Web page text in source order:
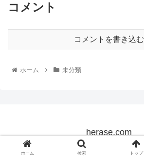
コメント
コメントを書き込む
ホーム 未分類
herase.com
© 2022 herase.com.
ホーム 検索 トップ